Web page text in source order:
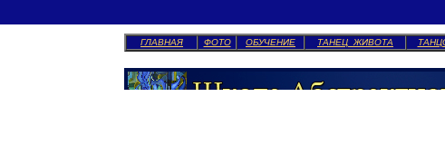
ГЛАВНАЯ ФОТО ОБУЧЕНИЕ ТАНЕЦ ЖИВОТА